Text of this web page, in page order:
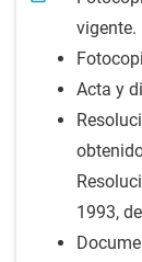
vigente.
Acta y
1993,